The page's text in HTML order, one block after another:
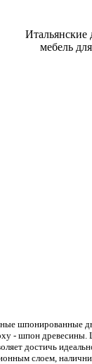
Итальянские
мебель
шпонированные
- шпон древесины.
достичь
слоем,